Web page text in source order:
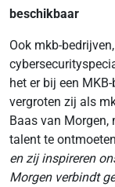
beschikbaar
Ook mkb-
het er bij een
vergroten zij als
Baas van Morgen,
talent te
en zij inspireren
Morgen verbindt